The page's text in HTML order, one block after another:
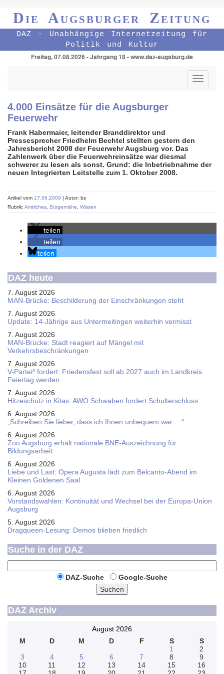
Die Augsburger Zeitung
DAZ - Unabhängige Internetzeitung für
Politik und Kultur
Freitag, 07.08.2026 - Jahrgang 18 - www.daz-augsburg.de
Toggle
4.000 Einsätze für die Augsburger
Feuerwehr
Frank Habermaier, leitender Branddirektor und
Pressesprecher Friedhelm Bechtel stellten gestern den
Jahresbericht 2008 der Feuerwehr Augsburg vor. Das
Zahlenwerk über die Feuerwehreinsätze war diesmal
schwerer zu lesen als sonst. Grund: die Inbetriebnahme der
neuen Integrierten Leitstelle zum 1. Oktober 2008.
Artikel vom 17.06.2009 | Autor: bs
Rubrik: Amtliches Bürgernähe Wissen
teilen
teilen
teilen
DAZ heute
7. August 2026
MAN-Brücke: Beschilderung der Einschränkungen steht
7. August 2026
Update: 14-Jährige aus Untermeitingen weiterhin vermisst
7. August 2026
MAN-Brücke: Stadt reagiert auf Mängel mit
Verkehrsbeschränkungen
7. August 2026
V-Partei­³ fordert: Friedens­fest soll ab 2027 auch im Land­kreis
Feier­tag werden
7. August 2026
Hitzeschutz in Kitas: AWO Schwaben fordert Schulterschluss
6. August 2026
„Schreiben Sie lieber, dass ich Ihnen unbequem war …“
6. August 2026
Zoo Augsburg erhält nationale BNE-Auszeichnung für
Bildungsarbeit
6. August 2026
Liebe und Last: Opera Augusta lädt zum Belcanto-Abend im
Kleinen Goldenen Saal
6. August 2026
Vorstandswahlen: Kontinuität und Wechsel bei der Europa-Union
Augsburg
5. August 2026
Dragqueen-Lesung: Demos blieben friedlich
Suche in der DAZ
DAZ-Suche
Google-Suche
Suchen
DAZ Archiv
August 2026
M
D M D F S
S
1
2
3
4 5 6 7 8
9
10
11 12 13 14 15
16